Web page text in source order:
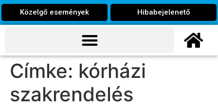
Közelgő események Hibabejelenető
Címke: kórházi
szakrendelés